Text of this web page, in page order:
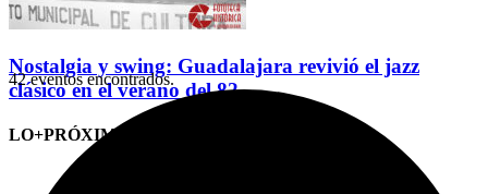
Nostalgia y swing: Guadalajara revivió el jazz
clásico en el verano del 82
LO+PRÓXIMO (CITAS)
42 eventos encontrados.